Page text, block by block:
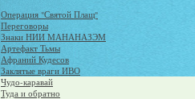
Операция "Святой Плащ"
Переговоры
Знаки НИИ МАНАНАЗЭМ
Артефакт Тьмы
Афраний Кудесов
Заклятые враги ИВО
Чудо-каравай
Туда и обратно